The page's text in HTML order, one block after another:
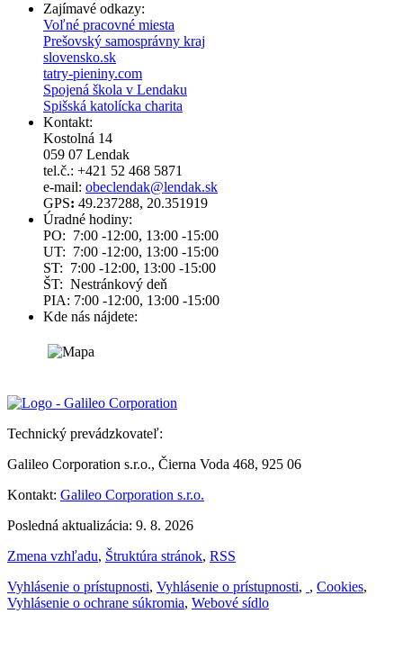
Zajímavé odkazy:
Voľné pracovné miesta
Prešovský samosprávny kraj
slovensko.sk
tatry-pieniny.com
Spojená škola v Lendaku
Spišská katolícka charita
Kontakt:
Kostolná 14
059 07 Lendak
tel.č.: +421 52 468 5871
e-mail: obeclendak@lendak.sk
GPS: 49.237288, 20.351919
Úradné hodiny:
PO: 7:00 -12:00, 13:00 -15:00
UT: 7:00 -12:00, 13:00 -15:00
ST: 7:00 -12:00, 13:00 -15:00
ŠT: Nestránkový deň
PIA: 7:00 -12:00, 13:00 -15:00
Kde nás nájdete:
Technický prevádzkovateľ:
Galileo Corporation s.r.o., Čierna Voda 468, 925 06
Kontakt: Galileo Corporation s.r.o.
Posledná aktualizácia: 9. 8. 2026
Zmena vzhľadu, Štruktúra stránok, RSS
Vyhlásenie o prístupnosti, Vyhlásenie o prístupnosti, , Cookies,
Vyhlásenie o ochrane súkromia, Webové sídlo